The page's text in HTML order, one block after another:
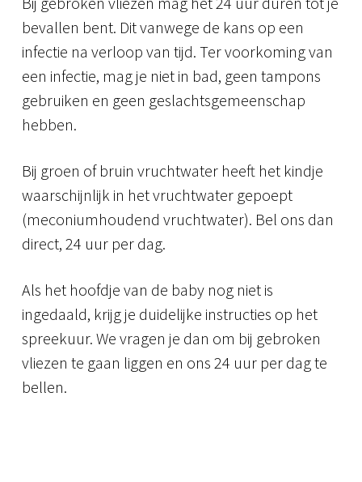
bevallen bent. Dit vanwege de kans op een
infectie na verloop van tijd. Ter voorkoming van
een infectie, mag je niet in bad, geen tampons
gebruiken en geen geslachtsgemeenschap
hebben.
Bij groen of bruin vruchtwater heeft het kindje
waarschijnlijk in het vruchtwater gepoept
(meconiumhoudend vruchtwater). Bel ons dan
direct, 24 uur per dag.
Als het hoofdje van de baby nog niet is
ingedaald, krijg je duidelijke instructies op het
spreekuur. We vragen je dan om bij gebroken
vliezen te gaan liggen en ons 24 uur per dag te
bellen.